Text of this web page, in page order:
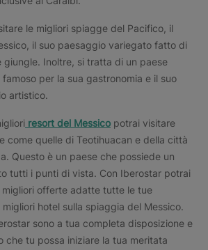
le migliori spiagge del Pacifico, il
il suo paesaggio variegato fatto di
giungle. Inoltre, si tratta di un paese
per la sua gastronomia e il suo
artistico.
resort del Messico potrai visitare
come quelle di Teotihuacan e della città
Questo è un paese che possiede un
tutti i punti di vista. Con Iberostar potrai
offerte adatte tutte le tue
hotel sulla spiaggia del Messico.
sono a tua completa disposizione e
che tu possa iniziare la tua meritata